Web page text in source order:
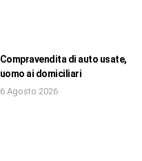
Compravendita di auto usate,
uomo ai domiciliari
6 Agosto 2026